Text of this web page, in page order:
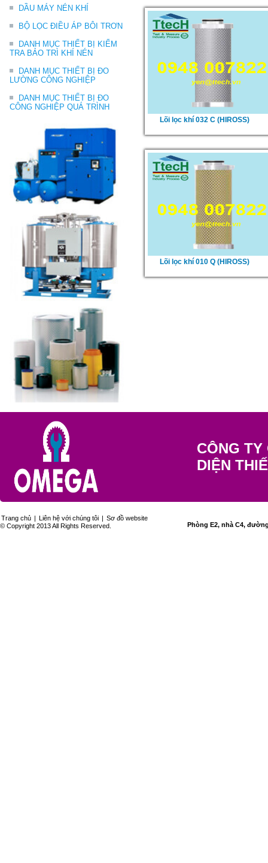
DẦU MÁY NÉN KHÍ
BỘ LỌC ĐIỀU ÁP BÔI TRƠN
DANH MỤC THIẾT BỊ KIỂM
TRA BẢO TRÌ KHÍ NÉN
DANH MỤC THIẾT BỊ ĐO
LƯỜNG CÔNG NGHIỆP
DANH MỤC THIẾT BỊ ĐO
CÔNG NGHIỆP QUÁ TRÌNH
Lõi lọc khí 032 C (HIROSS)
Lõi lọc khí 010 Q (HIROSS)
CÔNG
DIỆN
Trang chủ | Liên hệ với chúng tôi | Sơ đồ website
© Copyright 2013 All Rights Reserved.
Phòng E2, nhà C4,